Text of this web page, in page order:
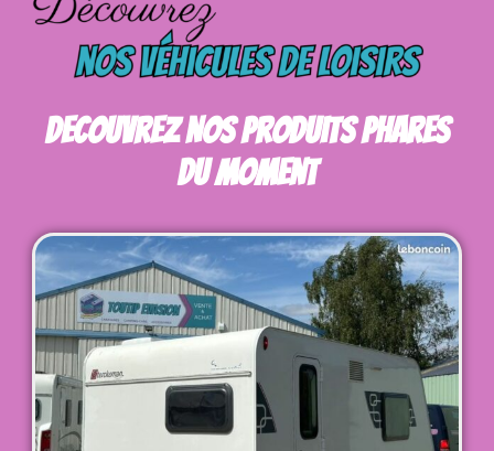
Decouvrez Nos Produits Phares
Du Moment